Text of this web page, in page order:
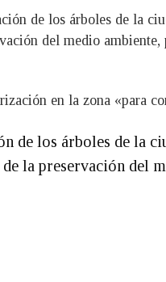
de los árboles de la
del medio
en la zona «para
de los árboles de la
la preservación del